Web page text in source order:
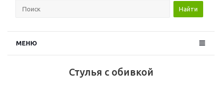
Найти
МЕНЮ
Стулья с обивкой